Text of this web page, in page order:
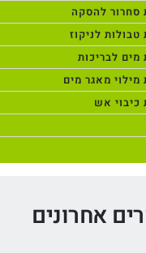
סחרור להסקה
לניקוז
לבריכות
מאגר מים
אש
אחרונים